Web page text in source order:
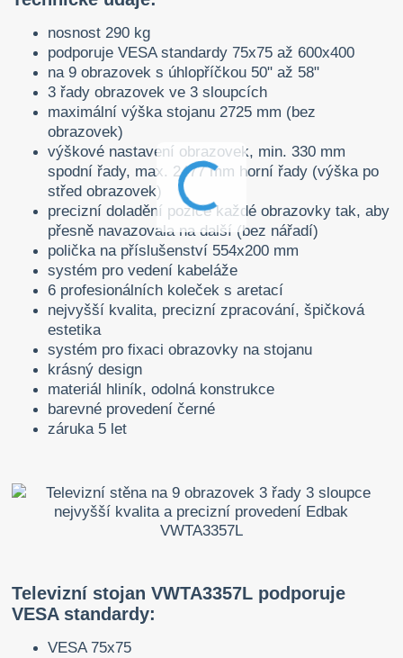
nosnost 290 kg
podporuje VESA standardy 75x75 až 600x400
na 9 obrazovek s úhlopříčkou 50" až 58"
3 řady obrazovek ve 3 sloupcích
maximální výška stojanu 2725 mm (bez
obrazovek)
výškové nastavení obrazovek, min. 330 mm
spodní řady, max. 2477 mm horní řady (výška po
střed obrazovek)
precizní doladění pozice každé obrazovky tak, aby
přesně navazovala na další (bez nářadí)
polička na příslušenství 554x200 mm
systém pro vedení kabeláže
6 profesionálních koleček s aretací
nejvyšší kvalita, precizní zpracování, špičková
estetika
systém pro fixaci obrazovky na stojanu
krásný design
materiál hliník, odolná konstrukce
barevné provedení černé
záruka 5 let
Televizní stojan VWTA3357L podporuje
VESA standardy:
VESA 75x75